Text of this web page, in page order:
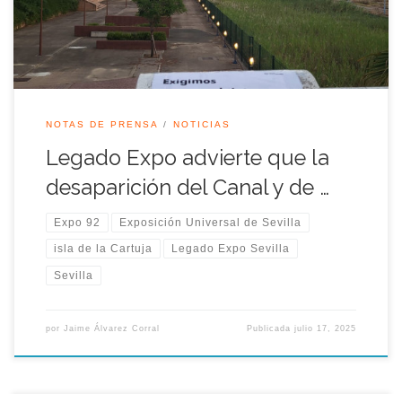
empresarial, comercial y hotelero en […]
NOTAS DE PRENSA NOTICIAS
Legado Expo advierte que la
desaparición del Canal y de …
Expo 92 Exposición Universal de Sevilla
isla de la Cartuja Legado Expo Sevilla
Sevilla
por Jaime Álvarez Corral Publicadajulio 17, 2025